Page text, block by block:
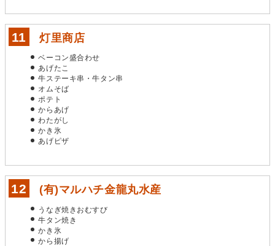
灯里商店
ベーコン盛合わせ
あげたこ
牛ステーキ串・牛タン串
オムそば
ポテト
からあげ
わたがし
かき氷
あげピザ
(有)マルハチ金龍丸水産
うなぎ焼きおむすび
牛タン焼き
かき氷
から揚げ